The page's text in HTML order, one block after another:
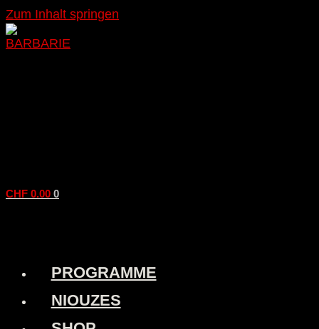
Zum Inhalt springen
CHF 0.00 0
PROGRAMME
NIOUZES